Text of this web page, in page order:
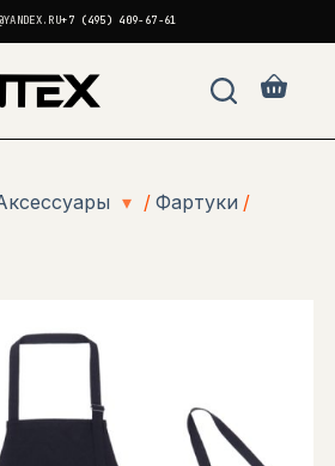
+7 (495) 409-67-61
▾ / Фартуки /